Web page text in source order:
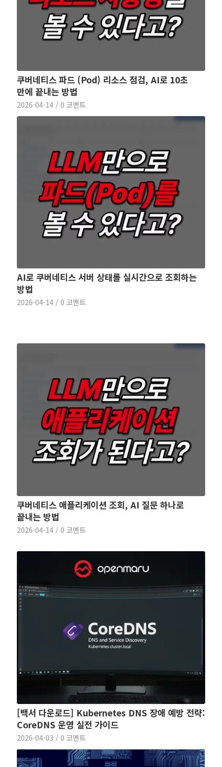
쿠버네티스 파드 (Pod) 리소스 점검, AI로 10초
만에 끝내는 방법
2026-04-14 / 0 코멘트
AI로 쿠버네티스 서버 상태를 실시간으로 조회하는
방법
2026-04-14 / 0 코멘트
쿠버네티스 애플리케이션 조회, AI 질문 하나로
끝내는 방법
2026-04-14 / 0 코멘트
[백서 다운로드] Kubernetes DNS 장애 예방 전략:
CoreDNS 운영 실전 가이드
2026-04-03 / 0 코멘트